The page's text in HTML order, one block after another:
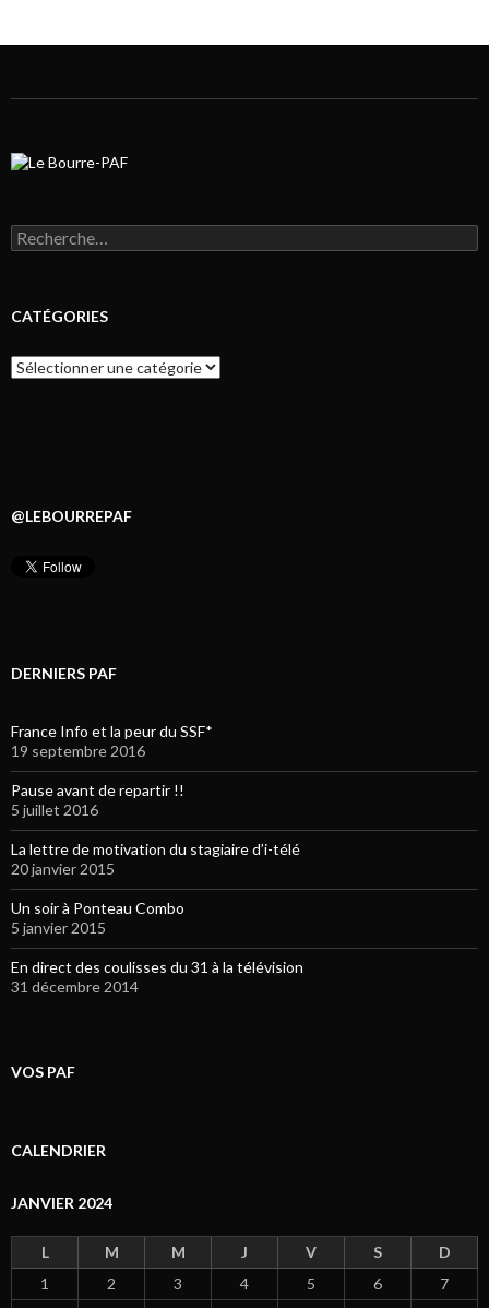
Rechercher :
CATÉGORIES
Catégories
@LEBOURREPAF
DERNIERS PAF
France Info et la peur du SSF*
19 septembre 2016
Pause avant de repartir !!
5 juillet 2016
La lettre de motivation du stagiaire d’i-télé
20 janvier 2015
Un soir à Ponteau Combo
5 janvier 2015
En direct des coulisses du 31 à la télévision
31 décembre 2014
VOS PAF
CALENDRIER
JANVIER 2024
L M M J V S
D
1
2 3 4 5 6
7